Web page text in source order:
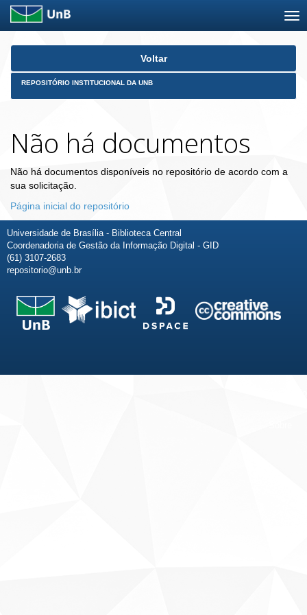
Skip
Voltar
REPOSITÓRIO INSTITUCIONAL DA UNB
Não há documentos
Não há documentos disponíveis no repositório de acordo com a
sua solicitação.
Página inicial do repositório
Universidade de Brasília - Biblioteca Central
Coordenadoria de Gestão da Informação Digital - GID
(61) 3107-2683
repositorio@unb.br